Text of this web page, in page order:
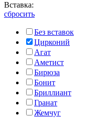
Вставка:
сбросить
Без вставок
Цирконий
Агат
Аметист
Бирюза
Бонит
Бриллиант
Гранат
Жемчуг